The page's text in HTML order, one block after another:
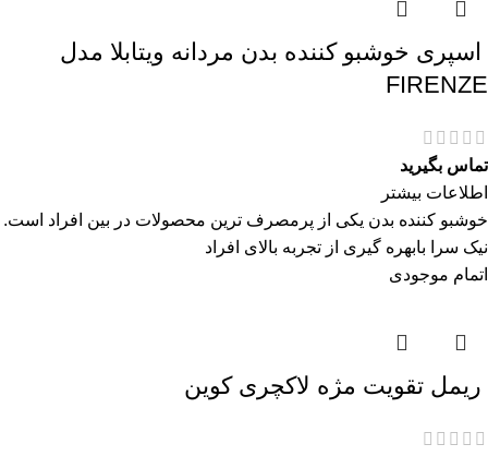
اسپری خوشبو کننده بدن مردانه ویتابلا مدل
FIRENZE
تماس بگیرید
اطلاعات بیشتر
خوشبو کننده بدن یکی از پرمصرف ترین محصولات در بین افراد است.
نیک سرا بابهره گیری از تجربه بالای افراد
اتمام موجودی
ريمل تقويت مژه لاكچری كوين